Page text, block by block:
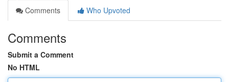
Comments
Who Upvoted
Comments
Submit a Comment
No HTML